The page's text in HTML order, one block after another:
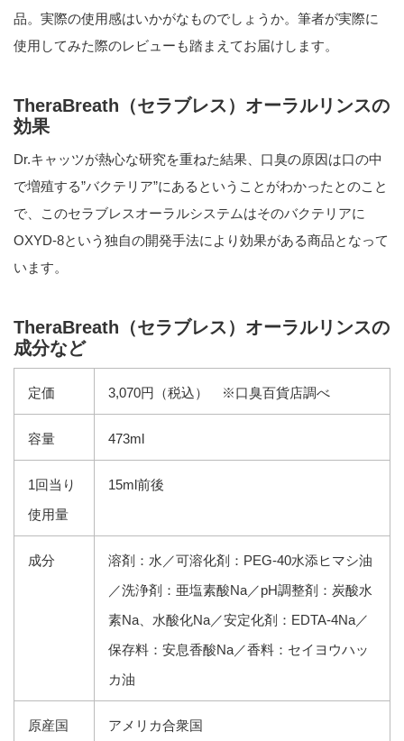
品。実際の使用感はいかがなものでしょうか。筆者が実際に
使用してみた際のレビューも踏まえてお届けします。
TheraBreath（セラブレス）オーラルリンスの
効果
Dr.キャッツが熱心な研究を重ねた結果、口臭の原因は口の中
で増殖する”バクテリア”にあるということがわかったとのこと
で、このセラブレスオーラルシステムはそのバクテリアに
OXYD-8という独自の開発手法により効果がある商品となって
います。
TheraBreath（セラブレス）オーラルリンスの
成分など
定価 3,070円（税込） ※口臭百貨店調べ
容量 473ml
1回当り
使用量
15ml前後
成分
溶剤：水／可溶化剤：PEG-40水添ヒマシ油
／洗浄剤：亜塩素酸Na／pH調整剤：炭酸水
素Na、水酸化Na／安定化剤：EDTA-4Na／
保存料：安息香酸Na／香料：セイヨウハッ
カ油
原産国 アメリカ合衆国